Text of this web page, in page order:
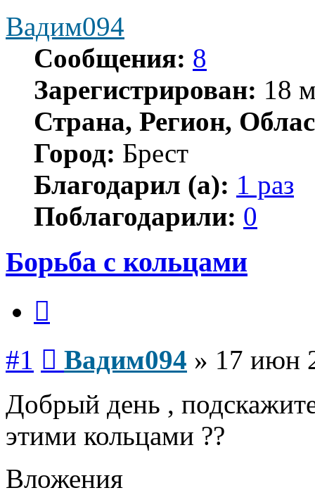
Вадим094
Сообщения: 8
Зарегистрирован: 18
Страна, Регион,
Город: Брест
Благодарил (а): 1 раз
Поблагодарили: 0
Борьба с кольцами
#1 Вадим094 » 17 июн
Добрый день ,
этими кольцами ??
Вложения